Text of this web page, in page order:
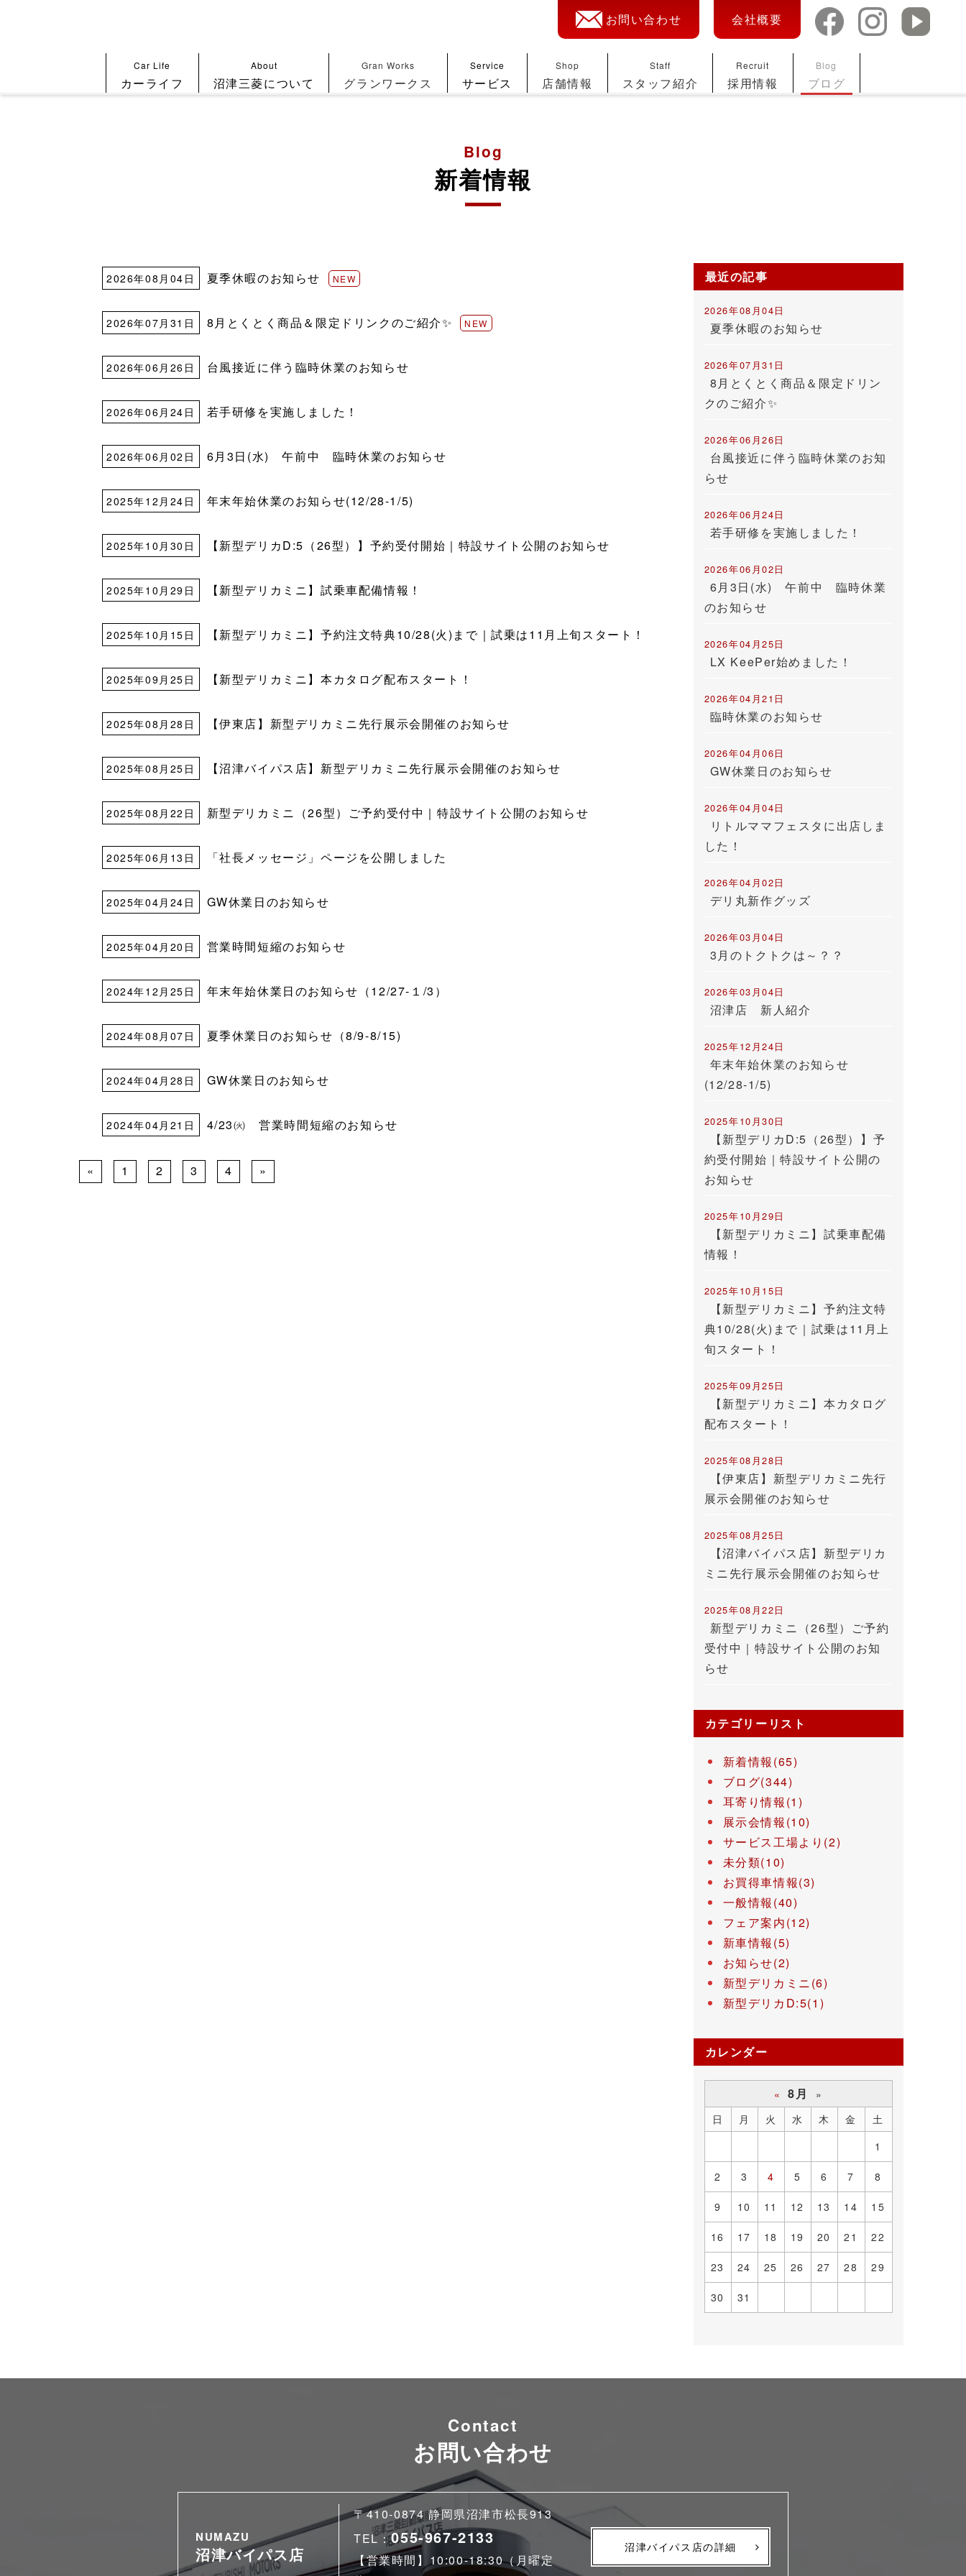
お問い合わせ 会社概要
Car Life
カーライフ
About
沼津三菱について
Gran Works
グランワークス
Service
サービス
Shop
店舗情報
Staff
スタッフ紹介
Recruit
採用情報
Blog
ブログ
Blog
新着情報
2026年08月04日 夏季休暇のお知らせ NEW
2026年07月31日 8月とくとく商品＆限定ドリンクのご紹介✨ NEW
2026年06月26日 台風接近に伴う臨時休業のお知らせ
2026年06月24日 若手研修を実施しました！
2026年06月02日 6月3日(水) 午前中 臨時休業のお知らせ
2025年12月24日 年末年始休業のお知らせ(12/28-1/5)
2025年10月30日 【新型デリカD:5（26型）】予約受付開始｜特設サイト公開のお知らせ
2025年10月29日 【新型デリカミニ】試乗車配備情報！
2025年10月15日 【新型デリカミニ】予約注文特典10/28(火)まで｜試乗は11月上旬スタート！
2025年09月25日 【新型デリカミニ】本カタログ配布スタート！
2025年08月28日 【伊東店】新型デリカミニ先行展示会開催のお知らせ
2025年08月25日 【沼津バイパス店】新型デリカミニ先行展示会開催のお知らせ
2025年08月22日 新型デリカミニ（26型）ご予約受付中｜特設サイト公開のお知らせ
2025年06月13日 「社長メッセージ」ページを公開しました
2025年04月24日 GW休業日のお知らせ
2025年04月20日 営業時間短縮のお知らせ
2024年12月25日 年末年始休業日のお知らせ（12/27-１/3）
2024年08月07日 夏季休業日のお知らせ（8/9-8/15)
2024年04月28日 GW休業日のお知らせ
2024年04月21日 4/23㈫ 営業時間短縮のお知らせ
« 1 2 3 4 »
最近の記事
2026年08月04日
夏季休暇のお知らせ
2026年07月31日
8月とくとく商品＆限定ドリン
クのご紹介✨
2026年06月26日
台風接近に伴う臨時休業のお知
らせ
2026年06月24日
若手研修を実施しました！
2026年06月02日
6月3日(水) 午前中 臨時休業
のお知らせ
2026年04月25日
LX KeePer始めました！
2026年04月21日
臨時休業のお知らせ
2026年04月06日
GW休業日のお知らせ
2026年04月04日
リトルママフェスタに出店しま
した！
2026年04月02日
デリ丸新作グッズ
2026年03月04日
3月のトクトクは～？？
2026年03月04日
沼津店 新人紹介
2025年12月24日
年末年始休業のお知らせ
(12/28-1/5)
2025年10月30日
【新型デリカD:5（26型）】予
約受付開始｜特設サイト公開の
お知らせ
2025年10月29日
【新型デリカミニ】試乗車配備
情報！
2025年10月15日
【新型デリカミニ】予約注文特
典10/28(火)まで｜試乗は11月上
旬スタート！
2025年09月25日
【新型デリカミニ】本カタログ
配布スタート！
2025年08月28日
【伊東店】新型デリカミニ先行
展示会開催のお知らせ
2025年08月25日
【沼津バイパス店】新型デリカ
ミニ先行展示会開催のお知らせ
2025年08月22日
新型デリカミニ（26型）ご予約
受付中｜特設サイト公開のお知
らせ
カテゴリーリスト
新着情報(65)
ブログ(344)
耳寄り情報(1)
展示会情報(10)
サービス工場より(2)
未分類(10)
お買得車情報(3)
一般情報(40)
フェア案内(12)
新車情報(5)
お知らせ(2)
新型デリカミニ(6)
新型デリカD:5(1)
カレンダー
« 8月
»
日
月 火 水 木 金
土
1
2 3 4 5 6 7 8
9 10 11 12 13 14 15
16 17 18 19 20 21 22
23 24 25 26 27 28 29
30 31
Contact
お問い合わせ
NUMAZU
沼津バイパス店
〒410-0874 静岡県沼津市松長913
TEL：055-967-2133
【営業時間】10:00-18:30（月曜定
沼津バイパス店の詳細